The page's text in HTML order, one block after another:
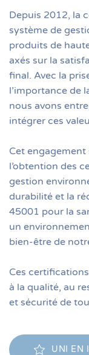
Depuis 2012, la
système de
produits de
axés sur la
final. Avec la
l’importance de
nous avons
intégrer ces
Cet engagement
l’obtention des
gestion
durabilité et la
45001 pour la
un
bien-être de
Ces
à la qualité, au
et sécurité de
UNI EN